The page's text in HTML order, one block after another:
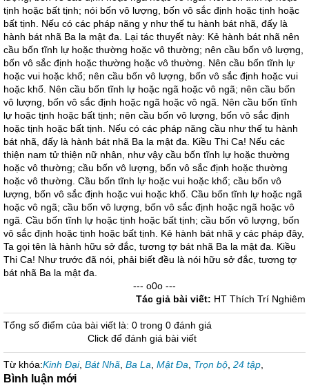
tịnh hoặc bất tịnh; nói bốn vô lượng, bốn vô sắc định hoặc tịnh hoặc
bất tịnh. Nếu có các pháp năng y như thế tu hành bát nhã, đấy là
hành bát nhã Ba la mật đa. Lại tác thuyết này: Kẻ hành bát nhã nên
cầu bốn tĩnh lự hoặc thường hoặc vô thường; nên cầu bốn vô lượng,
bốn vô sắc định hoặc thường hoặc vô thường. Nên cầu bốn tĩnh lự
hoặc vui hoặc khổ; nên cầu bốn vô lượng, bốn vô sắc định hoặc vui
hoặc khổ. Nên cầu bốn tĩnh lự hoặc ngã hoặc vô ngã; nên cầu bốn
vô lượng, bốn vô sắc định hoặc ngã hoặc vô ngã. Nên cầu bốn tĩnh
lự hoặc tịnh hoặc bất tịnh; nên cầu bốn vô lượng, bốn vô sắc định
hoặc tịnh hoặc bất tịnh. Nếu có các pháp năng cầu như thế tu hành
bát nhã, đấy là hành bát nhã Ba la mật đa. Kiều Thi Ca! Nếu các
thiện nam tử thiện nữ nhân, như vậy cầu bốn tĩnh lự hoặc thường
hoặc vô thường; cầu bốn vô lượng, bốn vô sắc định hoặc thường
hoặc vô thường. Cầu bốn tĩnh lự hoặc vui hoặc khổ; cầu bốn vô
lượng, bốn vô sắc định hoặc vui hoặc khổ. Cầu bốn tĩnh lự hoặc ngã
hoặc vô ngã; cầu bốn vô lượng, bốn vô sắc định hoặc ngã hoặc vô
ngã. Cầu bốn tĩnh lự hoặc tịnh hoặc bất tịnh; cầu bốn vô lượng, bốn
vô sắc định hoặc tịnh hoặc bất tịnh. Kẻ hành bát nhã y các pháp đây,
Ta gọi tên là hành hữu sở đắc, tương tợ bát nhã Ba la mật đa. Kiều
Thi Ca! Như trước đã nói, phải biết đều là nói hữu sở đắc, tương tợ
bát nhã Ba la mật đa.
--- o0o ---
Tác giả bài viết: HT Thích Trí Nghiêm
Tổng số điểm của bài viết là: 0 trong 0 đánh giá
Click để đánh giá bài viết
Từ khóa:Kinh Đại, Bát Nhã Ba La Mật Đa Trọn bộ 24 tập
Bình luận mới